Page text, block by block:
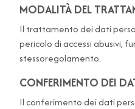
MODALITÀ DEL
Il trattamento dei dati
pericolo di accessi abusivi,
stessoregolamento.
CONFERIMENTO DEI
Il conferimento dei dati